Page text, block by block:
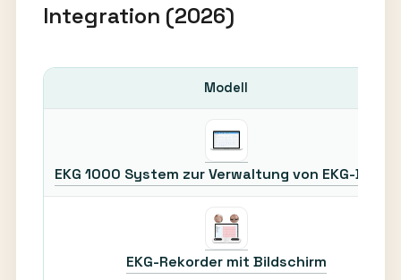
Integration (2026)
Modell
EKG 1000 System zur Verwaltung von EKG-Daten
EKG-Rekorder mit Bildschirm